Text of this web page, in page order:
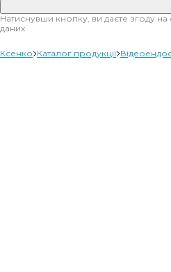
Натиснувши кнопку, ви даєте згоду
даних
Ксенко Каталог продукції